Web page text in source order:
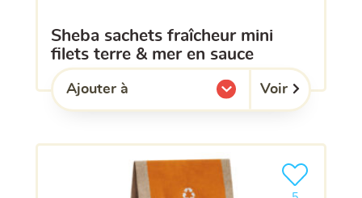
sheba sachets fraîcheur mini
filets terre & mer en sauce
Ajouter à
l'une de mes listes. Voir
Ajouter le